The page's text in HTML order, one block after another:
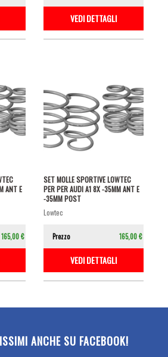
VEDI DETTAGLI
ANT E
165,00 €
SET MOLLE SPORTIVE LOWTEC
PER PER AUDI A1 8X -35MM ANT E
-35MM POST
lowtec
Prezzo 165,00 €
VEDI DETTAGLI
ANCHE SU FACEBOOK!